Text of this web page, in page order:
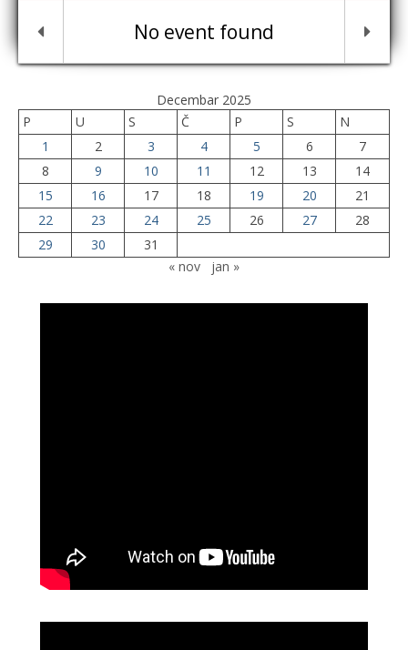
No event found
Decembar 2025
P
U S Č P S
N
1
2 3 4 5 6
7
8
9 10 11 12 13
14
15
16 17 18 19 20
21
22
23 24 25 26 27
28
29
30
31
« nov
jan »